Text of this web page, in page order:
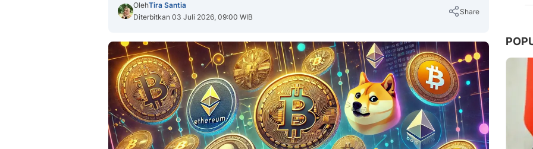
OlehTira Santia
Diterbitkan 03 Juli 2026, 09:00 WIB
Share
Copy Link